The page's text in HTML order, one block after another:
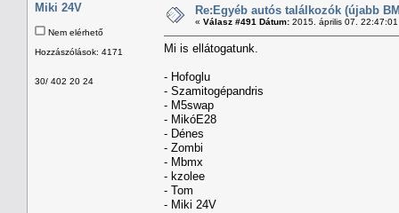
Miki 24V
Nem elérhető
Hozzászólások: 4171
30/ 402 20 24
Re:Egyéb autós találkozók (újabb
« Válasz #491 Dátum: 2015. április 07.
Mi is ellátogatunk.
- Hofoglu
- Szamitogépandris
- M5swap
- MikóE28
- Dénes
- Zombi
- Mbmx
- kzolee
- Tom
- Miki 24V